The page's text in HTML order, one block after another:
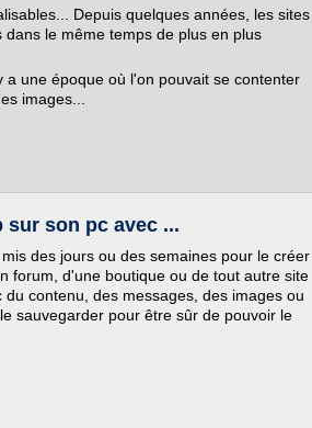
Depuis quelques années, les sites
le même temps de plus en plus
une époque où l'on pouvait se contenter
images...
sur son pc avec ...
des jours ou des semaines pour le créer
forum, d'une boutique ou de tout autre site
contenu, des messages, des images ou
sauvegarder pour être sûr de pouvoir le